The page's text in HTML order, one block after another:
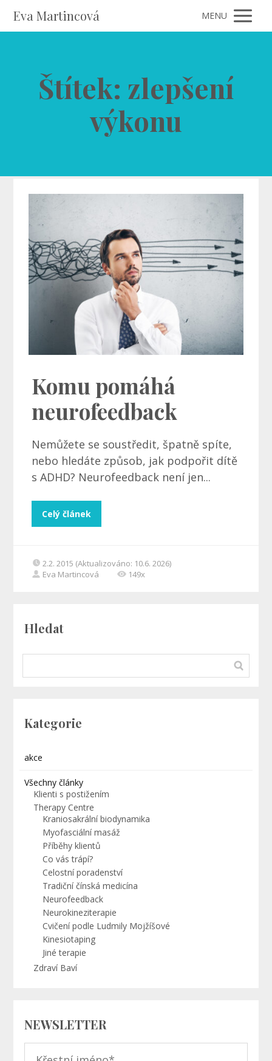
Eva Martincová MENU
Štítek: zlepšení
výkonu
Komu pomáhá
neurofeedback
Nemůžete se soustředit, špatně spíte,
nebo hledáte způsob, jak podpořit dítě
s ADHD? Neurofeedback není jen...
Celý článek
2.2. 2015 (Aktualizováno: 10.6. 2026)
Eva Martincová
149x
Hledat
Kategorie
akce
Všechny články
Klienti s postižením
Therapy Centre
Kraniosakrální biodynamika
Myofasciální masáž
Příběhy klientů
Co vás trápí?
Celostní poradenství
Tradiční čínská medicína
Neurofeedback
Neurokineziterapie
Cvičení podle Ludmily Mojžíšové
Kinesiotaping
Jiné terapie
Zdraví Baví
NEWSLETTER